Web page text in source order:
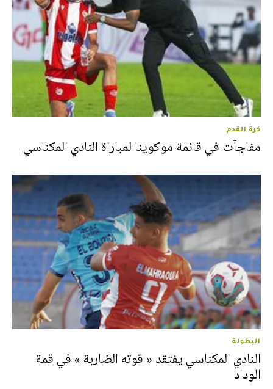
كرة القدم
مفاجآت في قائمة موكوينا لمباراة النادي المكناسي
البطولة
النادي المكناسي يفتقد « قوته الضاربة » في قمة
الوداد